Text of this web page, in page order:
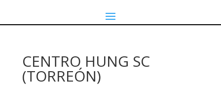
CENTRO HUNG SC
(TORREÓN)